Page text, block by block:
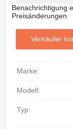
Benachrichtigung
Preisänderungen
Verkäufer
Marke:
Modell:
Typ: